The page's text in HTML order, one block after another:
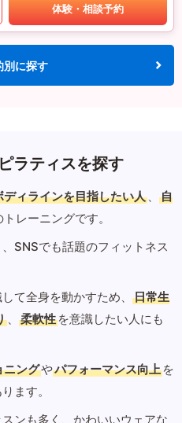
体験・相談予約
別に探す
ラティスを探す
ィラインを目指したい人 、
自
レーニングです。
SNSでも話題のフィットネス
て全身を動かすため、
日常生
、 柔軟性 を意識したい人にも
ニングやパフォーマンス向上 を
ます。
ンも多く、かわいいウェアな